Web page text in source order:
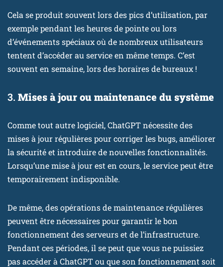
Cela se produit souvent lors des pics d’utilisation, par
exemple pendant les heures de pointe ou lors
d’événements spéciaux où de nombreux utilisateurs
tentent d’accéder au service en même temps. C’est
souvent en semaine, lors des horaires de bureaux !
3. Mises à jour ou maintenance du système
Comme tout autre logiciel, ChatGPT nécessite des
mises à jour régulières pour corriger les bugs, améliorer
la sécurité et introduire de nouvelles fonctionnalités.
Lorsqu’une mise à jour est en cours, le service peut être
temporairement indisponible.
De même, des opérations de maintenance régulières
peuvent être nécessaires pour garantir le bon
fonctionnement des serveurs et de l’infrastructure.
Pendant ces périodes, il se peut que vous ne puissiez
pas accéder à ChatGPT ou que son fonctionnement soit